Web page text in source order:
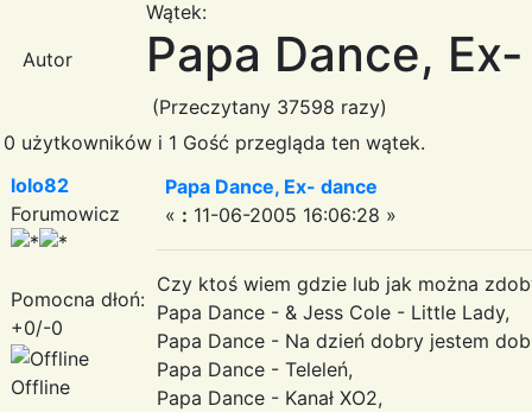
Autor
Wątek:
Papa Dance,
(Przeczytany 37598 razy)
0 użytkowników i 1 Gość przegląda ten wątek.
lolo82
Forumowicz
Pomocna dłoń:
+0/-0
Offline
Papa Dance, Ex- dance
« : 11-06-2005 16:06:28 »
Czy ktoś wiem gdzie lub jak można
Papa Dance - & Jess Cole - Little Lady,
Papa Dance - Na dzień dobry jestem
Papa Dance - Teleleń,
Papa Dance - Kanał XO2,